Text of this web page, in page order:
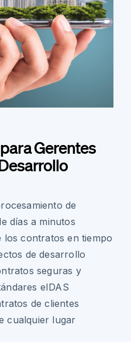
Gerentes
de
días a minutos
los contratos en tiempo
de desarrollo
seguras y
eIDAS
de clientes
cualquier lugar